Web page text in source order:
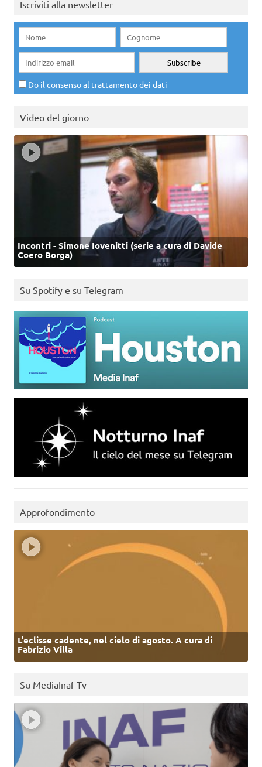
Iscriviti alla newsletter
Do il consenso al trattamento dei dati
Video del giorno
Incontri - Simone Iovenitti (serie a cura di Davide
Coero Borga)
Su Spotify e su Telegram
Approfondimento
L’eclisse cadente, nel cielo di agosto. A cura di
Fabrizio Villa
Su MediaInaf Tv